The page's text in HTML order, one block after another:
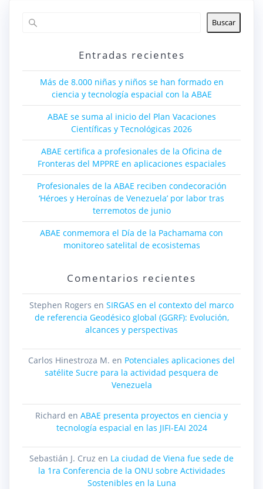
Buscar
Entradas recientes
Más de 8.000 niñas y niños se han formado en
ciencia y tecnología espacial con la ABAE
ABAE se suma al inicio del Plan Vacaciones
Científicas y Tecnológicas 2026
ABAE certifica a profesionales de la Oficina de
Fronteras del MPPRE en aplicaciones espaciales
Profesionales de la ABAE reciben condecoración
‘Héroes y Heroínas de Venezuela’ por labor tras
terremotos de junio
ABAE conmemora el Día de la Pachamama con
monitoreo satelital de ecosistemas
Comentarios recientes
Stephen Rogers en SIRGAS en el contexto del marco
de referencia Geodésico global (GGRF): Evolución,
alcances y perspectivas
Carlos Hinestroza M. en Potenciales aplicaciones del
satélite Sucre para la actividad pesquera de
Venezuela
Richard en ABAE presenta proyectos en ciencia y
tecnología espacial en las JIFI-EAI 2024
Sebastián J. Cruz en La ciudad de Viena fue sede de
la 1ra Conferencia de la ONU sobre Actividades
Sostenibles en la Luna